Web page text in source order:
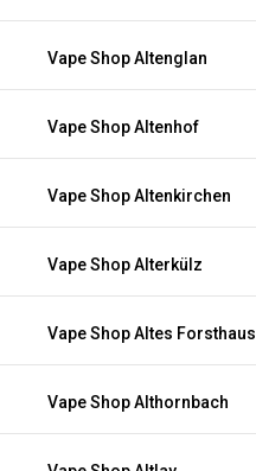
Vape Shop Altenglan
Vape Shop Altenhof
Vape Shop Altenkirchen
Vape Shop Alterkülz
Vape Shop Altes Forsthaus
Vape Shop Althornbach